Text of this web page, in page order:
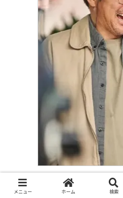
名前
メニュー ホーム 検索